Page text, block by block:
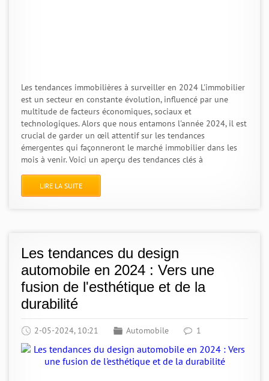
Les tendances immobilières à surveiller en 2024 L'immobilier
est un secteur en constante évolution, influencé par une
multitude de facteurs économiques, sociaux et
technologiques. Alors que nous entamons l'année 2024, il est
crucial de garder un œil attentif sur les tendances
émergentes qui façonneront le marché immobilier dans les
mois à venir. Voici un aperçu des tendances clés à
LIRE LA SUITE
Les tendances du design
automobile en 2024 : Vers une
fusion de l'esthétique et de la
durabilité
2-05-2024, 10:21 Automobile 1